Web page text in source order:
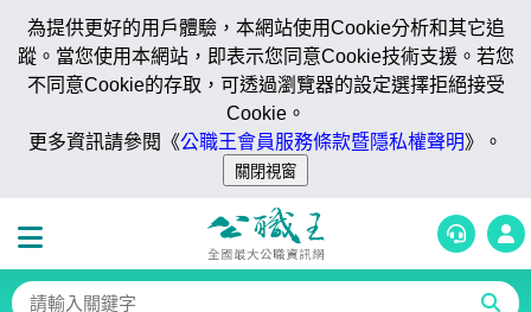
為提供更好的用戶體驗，本網站使用Cookie分析和其它追
蹤。當您使用本網站，即表示您同意Cookie技術支援。若您
不同意Cookie的存取，可透過瀏覽器的設定選擇拒絕接受
Cookie。
更多資訊請參閱《公職王會員服務條款暨隱私權聲明》。